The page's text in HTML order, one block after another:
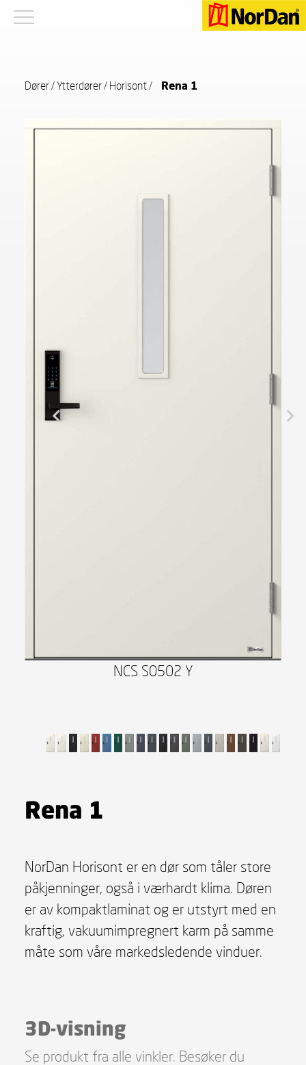
Dører/Ytterdører/ Horisont/ Rena 1
NCS S0502 Y
Rena 1
NorDan Horisont er en dør som tåler store
påkjenninger, også i værhardt klima. Døren
er av kompaktlaminat og er utstyrt med en
kraftig, vakuumimpregnert karm på samme
måte som våre markedsledende vinduer.
3D-visning
Se produkt fra alle vinkler. Besøker du